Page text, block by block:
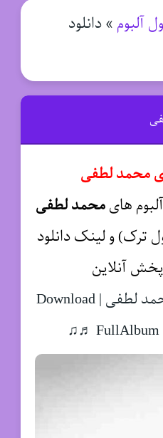
آلبوم »دانلود
محمد لطفی
هایمحمد لطفی
و لینک دانلود
پخش آنلاین
محمد لطفی | Download
FullAlbum